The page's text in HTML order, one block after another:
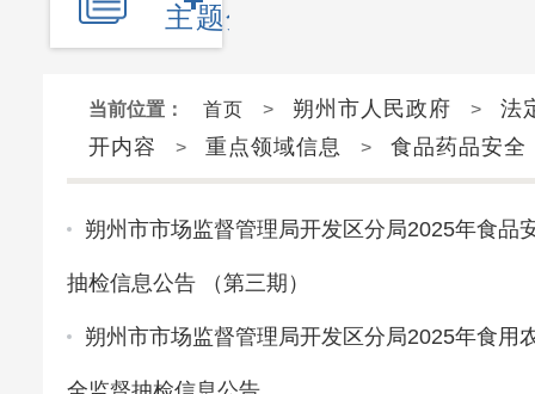
主题分类
当前位置： 首页 > 朔州市人民政府 >
法
开内容
> 重点领域信息 > 食品药品安全
朔州市市场监督管理局开发区分局2025年食品
抽检信息公告 （第三期）
朔州市市场监督管理局开发区分局2025年食用